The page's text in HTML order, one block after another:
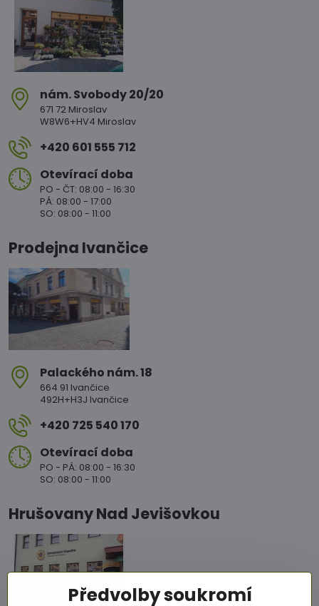
nám​. Svobody 20/20
671 72 Miroslav
W8W6+HV4 Miroslav
+420 601 555 712
Otevírací doba
PO - ČT: 08:00 - 16:30
PÁ: 08:00 - 17:00
SO: 08:00 - 11:00
Prodejna Ivančice
Palackého nám​. 18
664 91 Ivančice
492H+H3J Ivančice
+420 725 540 170
Otevírací doba
PO - PÁ: 08:00 - 16:30
SO: 08:00 - 11:00
Hrušovany Nad Jevišovkou
Předvolby soukromí